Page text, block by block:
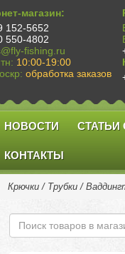
магазин:
152-5652
550-4802
fishing.ru
10:00-19:00
обработка заказов
НОВОСТИ СТАТЬИ
КОНТАКТЫ
Крючки / Трубки /